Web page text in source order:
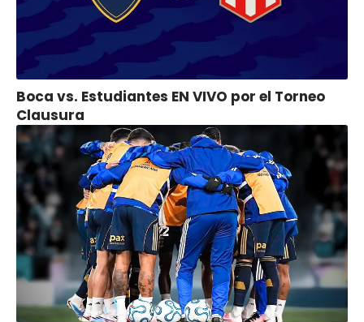
Boca vs. Estudiantes EN VIVO por el Torneo
Clausura